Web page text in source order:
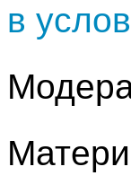
в